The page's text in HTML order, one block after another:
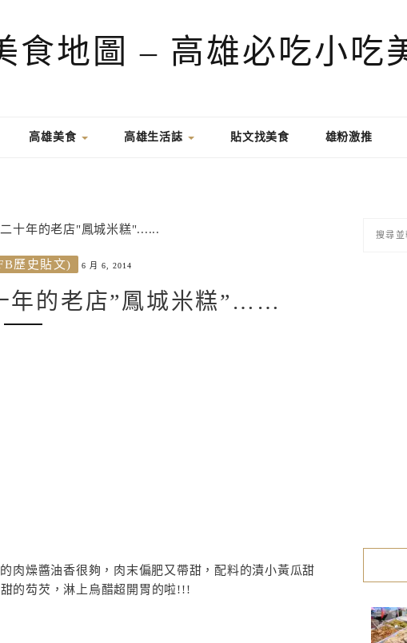
高雄美食 高雄生活誌 貼文找美食 雄粉激推
歷史貼文) 6 月 6, 2014
年的老店”鳳城米糕”……
肉燥醬油香很夠，肉末偏肥又帶甜，配料的漬小黃瓜甜
的芶芡，淋上烏醋超開胃的啦!!!